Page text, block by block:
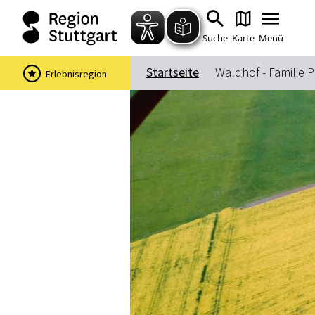
Suche Karte Menü
Startseite Waldhof - Familie
Erlebnisregion